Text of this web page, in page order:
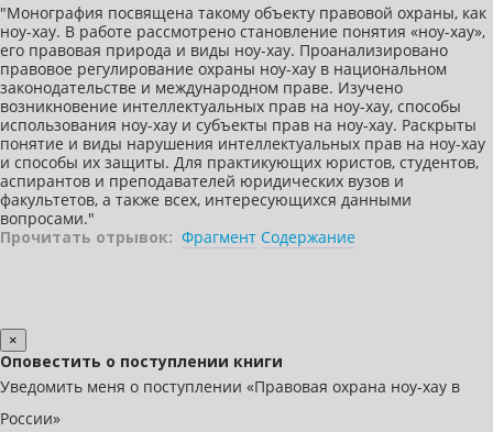
"Монография посвящена такому объекту правовой охраны, как
ноу-хау. В работе рассмотрено становление понятия «ноу-хау»,
его правовая природа и виды ноу-хау. Проанализировано
правовое регулирование охраны ноу-хау в национальном
законодательстве и международном праве. Изучено
возникновение интеллектуальных прав на ноу-хау, способы
использования ноу-хау и субъекты прав на ноу-хау. Раскрыты
понятие и виды нарушения интеллектуальных прав на ноу-хау
и способы их защиты. Для практикующих юристов, студентов,
аспирантов и преподавателей юридических вузов и
факультетов, а также всех, интересующихся данными
вопросами."
Прочитать отрывок: Фрагмент Содержание
×
Оповестить о поступлении книги
Уведомить меня о поступлении «Правовая охрана ноу-хау в
России»